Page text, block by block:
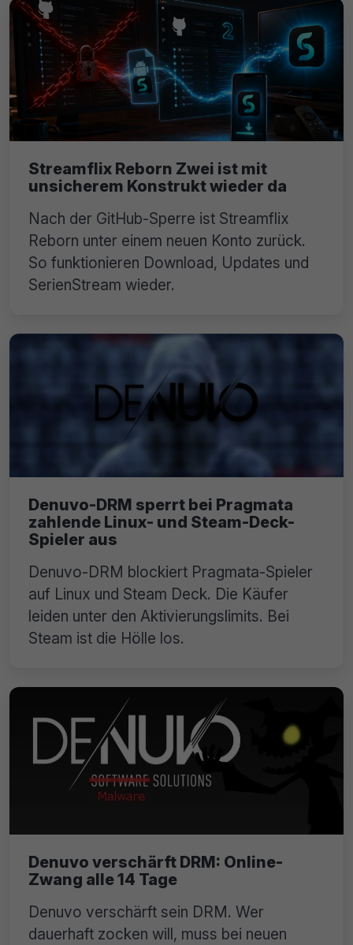
Streamflix Reborn Zwei ist mit
unsicherem Konstrukt wieder da
Nach der GitHub-Sperre ist Streamflix
Reborn unter einem neuen Konto zurück.
So funktionieren Download, Updates und
SerienStream wieder.
Denuvo-DRM sperrt bei Pragmata
zahlende Linux- und Steam-Deck-
Spieler aus
Denuvo-DRM blockiert Pragmata-Spieler
auf Linux und Steam Deck. Die Käufer
leiden unter den Aktivierungslimits. Bei
Steam ist die Hölle los.
Denuvo verschärft DRM: Online-
Zwang alle 14 Tage
Denuvo verschärft sein DRM. Wer
dauerhaft zocken will, muss bei neuen